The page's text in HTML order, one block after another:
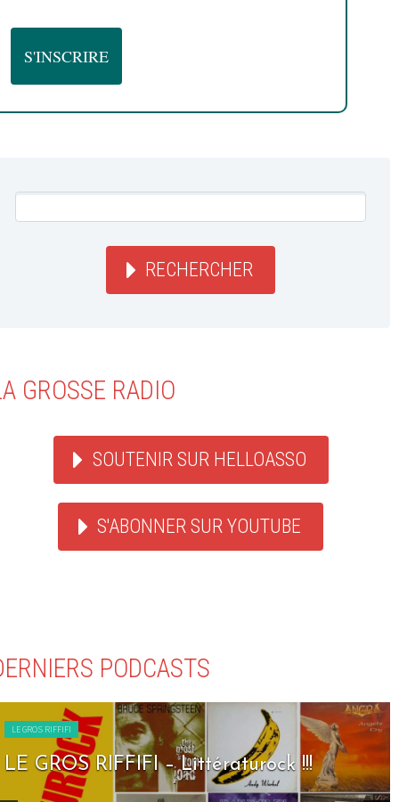
RECHERCHER
GROSSE RADIO
SOUTENIR SUR HELLOASSO
S'ABONNER SUR YOUTUBE
PODCASTS
!!!
LE GROS RIFFIFI
LE GROS RIFFIFI –